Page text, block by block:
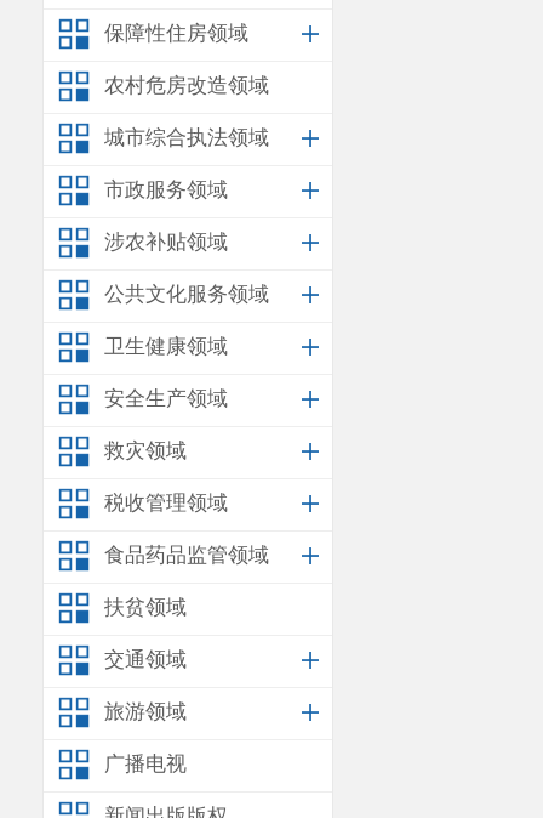
保障性住房领域
农村危房改造领域
城市综合执法领域
市政服务领域
涉农补贴领域
公共文化服务领域
卫生健康领域
安全生产领域
救灾领域
税收管理领域
食品药品监管领域
扶贫领域
交通领域
旅游领域
广播电视